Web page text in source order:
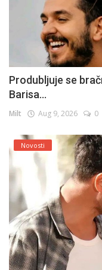
Produbljuje se
Barisa...
Milt Aug 9, 2026 0
Novosti